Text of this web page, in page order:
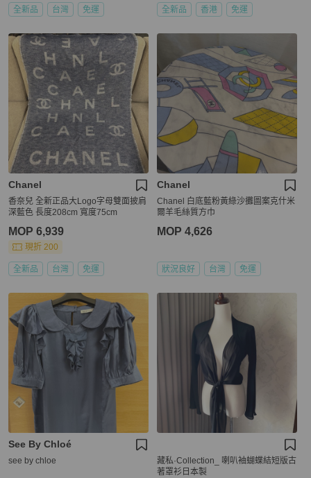
全新品 台灣 免運 全新品 香港 免運
Chanel
香奈兒 全新正品大Logo字母雙面披肩
深藍色 長度208cm 寬度75cm
MOP 6,939
現折 200
全新品 台灣 免運
Chanel
Chanel 白底藍粉黃綠沙攤圖案克什米
爾羊毛絲質方巾
MOP 4,626
狀況良好 台灣 免運
See By Chloé
see by chloe
藏私·Collection_ 喇叭袖蝴蝶結短版古
著罩衫日本製